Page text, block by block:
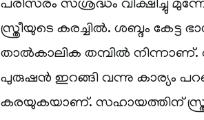
പരിസരം സശ്രദ്ധം വീക്ഷിച്ചു
സ്ത്രീയുടെ കരച്ചിൽ. ശബ്ദം കേട്ട
താൽകാലിക തമ്പിൽ നിന്നാണ്.
പുരുഷൻ ഇറങ്ങി വന്നു കാര്യം
കരയുകയാണ്. സഹായത്തിന്